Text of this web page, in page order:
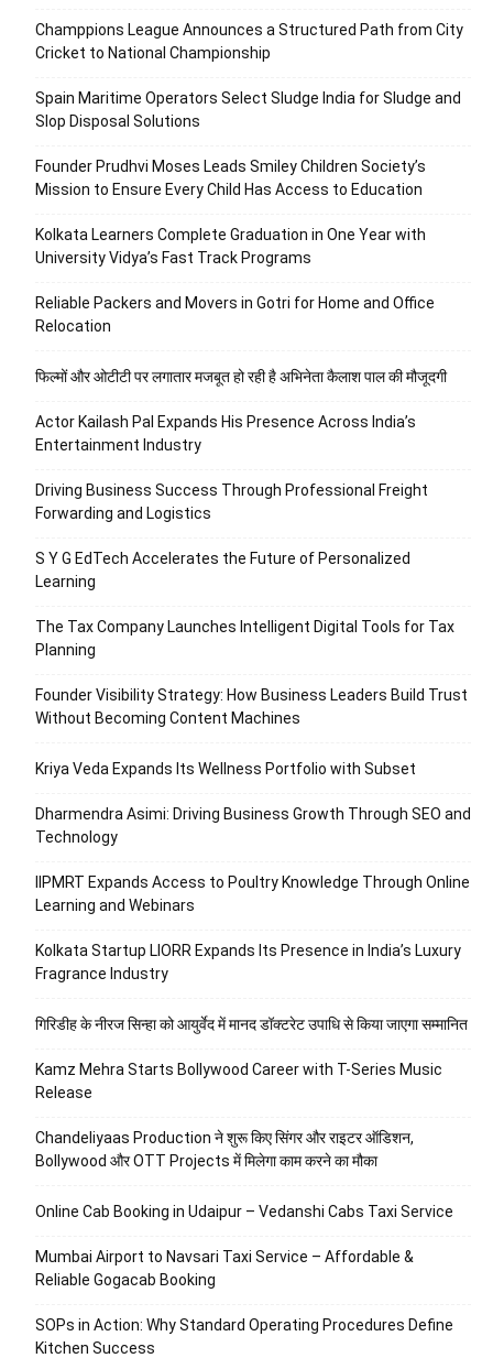
Champpions League Announces a Structured Path from City
Cricket to National Championship
Spain Maritime Operators Select Sludge India for Sludge and
Slop Disposal Solutions
Founder Prudhvi Moses Leads Smiley Children Society’s
Mission to Ensure Every Child Has Access to Education
Kolkata Learners Complete Graduation in One Year with
University Vidya’s Fast Track Programs
Reliable Packers and Movers in Gotri for Home and Office
Relocation
फिल्मों और ओटीटी पर लगातार मजबूत हो रही है अभिनेता कैलाश पाल की मौजूदगी
Actor Kailash Pal Expands His Presence Across India’s
Entertainment Industry
Driving Business Success Through Professional Freight
Forwarding and Logistics
S Y G EdTech Accelerates the Future of Personalized
Learning
The Tax Company Launches Intelligent Digital Tools for Tax
Planning
Founder Visibility Strategy: How Business Leaders Build Trust
Without Becoming Content Machines
Kriya Veda Expands Its Wellness Portfolio with Subset
Dharmendra Asimi: Driving Business Growth Through SEO and
Technology
IIPMRT Expands Access to Poultry Knowledge Through Online
Learning and Webinars
Kolkata Startup LIORR Expands Its Presence in India’s Luxury
Fragrance Industry
गिरिडीह के नीरज सिन्हा को आयुर्वेद में मानद डॉक्टरेट उपाधि से किया जाएगा सम्मानित
Kamz Mehra Starts Bollywood Career with T-Series Music
Release
Chandeliyaas Production ने शुरू किए सिंगर और राइटर ऑडिशन,
Bollywood और OTT Projects में मिलेगा काम करने का मौका
Online Cab Booking in Udaipur – Vedanshi Cabs Taxi Service
Mumbai Airport to Navsari Taxi Service – Affordable &
Reliable Gogacab Booking
SOPs in Action: Why Standard Operating Procedures Define
Kitchen Success